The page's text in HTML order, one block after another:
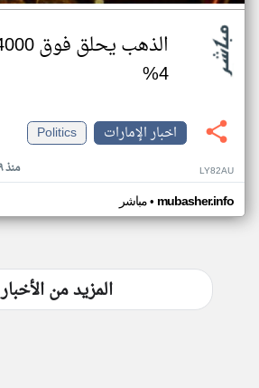
4%
اخبار الإمارات
Politics
منذ ١٩ ساعة LY82AU
مباشر• mubasher.info
المزيد من الأخبار